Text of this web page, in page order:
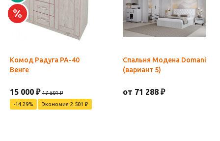
Комод Радуга РА-40
Венге
15 000 ₽ 17 501 ₽
-14.29%
Экономия 2 501 ₽
Спальня Модена Domani
(вариант 5)
от 71 288 ₽